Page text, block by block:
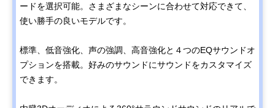
ードを選択可能。さまざまなシーンに合わせて対応できて、
使い勝手の良いモデルです。
標準、低音強化、声の強調、高音強化と４つのEQサウンドオ
プションを搭載。好みのサウンドにサウンドをカスタマイズ
できます。